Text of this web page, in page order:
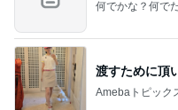
何でかな？何で
渡すために頂
Amebaトピック